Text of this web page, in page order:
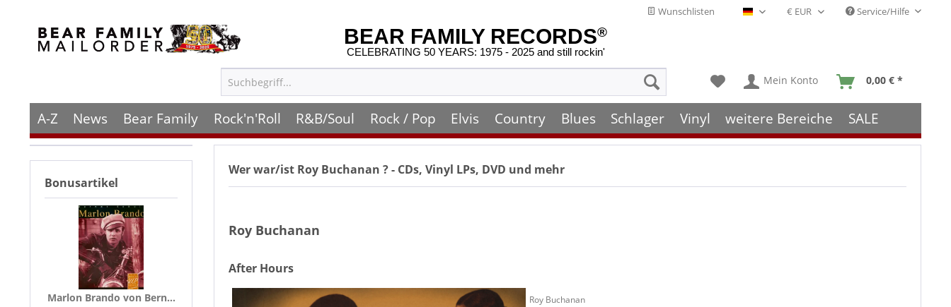
Wunschlisten Deutsch - DE Service/Hilfe
BEAR FAMILY RECORDS®
CELEBRATING 50 YEARS: 1975 - 2025 and still rockin'
Mein Konto 0,00 € *
A-Z News Bear Family Rock'n'Roll R&B/Soul Rock / Pop Elvis Country Blues Schlager Vinyl weitere Bereiche SALE
Bonusartikel
Marlon Brando von Bern...
Wer war/ist Roy Buchanan ? - CDs, Vinyl LPs, DVD und mehr
Roy Buchanan
After Hours
Roy Buchanan